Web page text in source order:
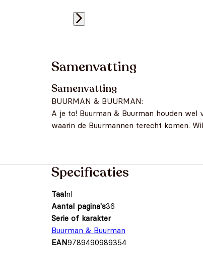
Samenvatting
Samenvatting
BUURMAN & BUURMAN:
A je to! Buurman & Buurman houden
waarin de Buurmannen terecht komen.
Specificaties
Taalnl
Aantal pagina's36
Serie of karakter
Buurman & Buurman
EAN9789490989354